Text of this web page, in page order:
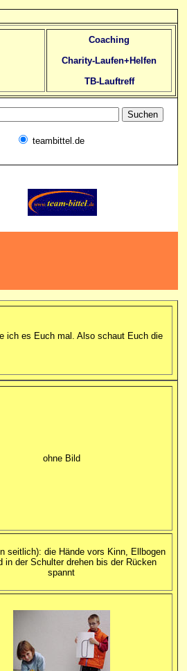
Coaching
Charity-Laufen+Helfen
TB-Lauftreff
teambittel.de
ich es Euch mal. Also schaut Euch die
ohne Bild
seitlich): die Hände vors Kinn, Ellbogen
in der Schulter drehen bis der Rücken
spannt